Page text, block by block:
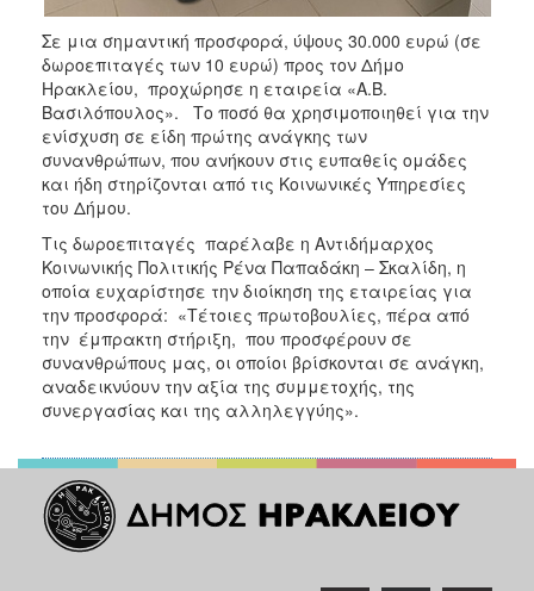
Κοινωνικό
Φαρμακείο
Κοινωνικό
Παντοπωλείο
Ισότητα
των
Φύλων
Υγεία
Αυτόματοι
Απινιδωτές
ΤΟΠΟΣ
ΔΗΜΟΣ
ΠΟΛΙΤΙΣΜΟΣ
Σε μια σημαντική προσφορά, ύψους 30.000 ευρώ (σε
δωροεπιταγές των 10 ευρώ) προς τον Δήμο
Ηρακλείου, προχώρησε η εταιρεία «Α.Β.
Βασιλόπουλος». Το ποσό θα χρησιμοποιηθεί για την
ενίσχυση σε είδη πρώτης ανάγκης των
συνανθρώπων, που ανήκουν στις ευπαθείς ομάδες
και ήδη στηρίζονται από τις Κοινωνικές Υπηρεσίες
του Δήμου.
Τις δωροεπιταγές παρέλαβε η Αντιδήμαρχος
Κοινωνικής Πολιτικής Ρένα Παπαδάκη – Σκαλίδη, η
οποία ευχαρίστησε την διοίκηση της εταιρείας για
την προσφορά: «Τέτοιες πρωτοβουλίες, πέρα από
την έμπρακτη στήριξη, που προσφέρουν σε
συνανθρώπους μας, οι οποίοι βρίσκονται σε ανάγκη,
αναδεικνύουν την αξία της συμμετοχής, της
συνεργασίας και της αλληλεγγύης».